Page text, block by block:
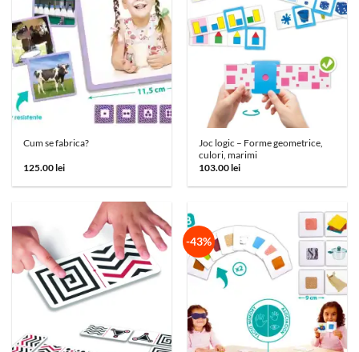
Cum se fabrica?
125.00lei
Joc logic – Forme geometrice,
culori, marimi
103.00lei
-43%